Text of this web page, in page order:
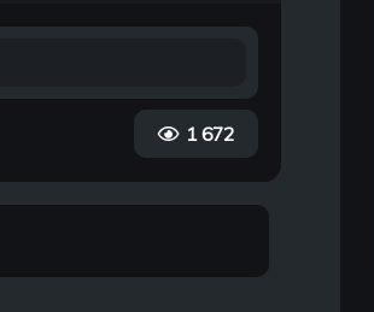
1 672